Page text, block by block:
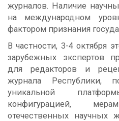
журналов. Наличие
на международном
фактором признания
В частности, 3-4 октября
зарубежных экспертов
для редакторов и
журнала Республики,
уникальной
конфигурацией,
отечественных научных